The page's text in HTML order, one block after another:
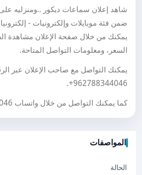
شاهد إعلان سماعات ديكور ..ومنزليه
ضمن فئة موبايلات وإلكترونيات -
يمكنك من خلال صفحة الإعلان مشاهدة
السعر، ومعلومات التواصل المتاحة.
يمكنك التواصل مع صاحب الإعلان عبر
+962788344046
.
كما يمكنك التواصل من خلال واتساب
المواصفات
الحالة